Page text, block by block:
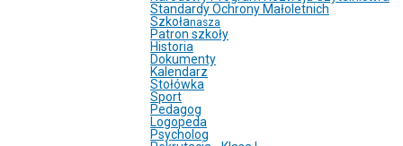
Standardy Ochrony Małoletnich
Szkołanasza
Patron szkoły
Historia
Dokumenty
Kalendarz
Stołówka
Sport
Pedagog
Logopeda
Psycholog